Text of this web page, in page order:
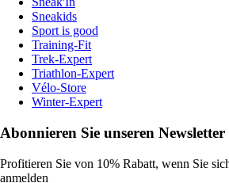
Sneakids
Sport is good
Training-Fit
Trek-Expert
Triathlon-Expert
Vélo-Store
Winter-Expert
Abonnieren Sie unseren Newsletter
Profitieren Sie von 10% Rabatt, wenn Sie
anmelden